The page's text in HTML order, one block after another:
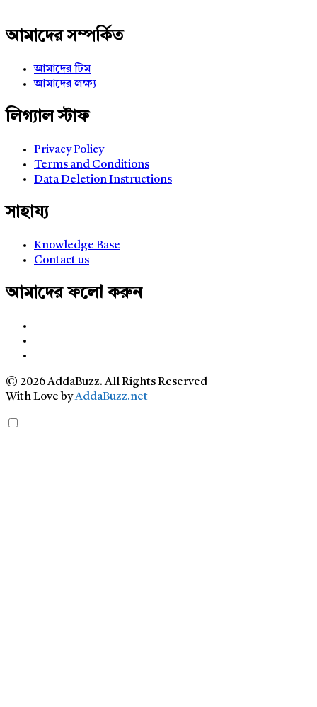
আমাদের সম্পর্কিত
আমাদের টিম
আমাদের লক্ষ্য
লিগ্যাল স্টাফ
Privacy Policy
Terms and Conditions
Data Deletion Instructions
সাহায্য
Knowledge Base
Contact us
আমাদের ফলো করুন
© 2026 AddaBuzz. All Rights Reserved
With Love byAddaBuzz.net